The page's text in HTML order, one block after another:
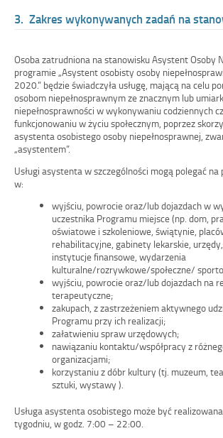
3. Zakres wykonywanych zadań na
Osoba zatrudniona na stanowisku Asystent Osoby
programie „Asystent osobisty osoby
2020.” będzie świadczyła usługę, mającą na celu
osobom niepełnosprawnym ze znacznym lub
niepełnosprawności w wykonywaniu codziennych
funkcjonowaniu w życiu społecznym, poprzez
asystenta osobistego osoby niepełnosprawnej,
„asystentem”.
Usługi asystenta w szczególności mogą polegać
w:
wyjściu, powrocie oraz/lub dojazdach w
uczestnika Programu miejsce (np. dom,
oświatowe i szkoleniowe, świątynie,
rehabilitacyjne, gabinety lekarskie,
instytucje finansowe, wydarzenia
kulturalne/rozrywkowe/społeczne/
wyjściu, powrocie oraz/lub dojazdach na
terapeutyczne;
zakupach, z zastrzeżeniem aktywnego
Programu przy ich realizacji;
załatwieniu spraw urzędowych;
nawiązaniu kontaktu/współpracy z
organizacjami;
korzystaniu z dóbr kultury (tj. muzeum,
sztuki, wystawy ).
Usługa asystenta osobistego może być
tygodniu, w godz. 7:00 – 22:00.